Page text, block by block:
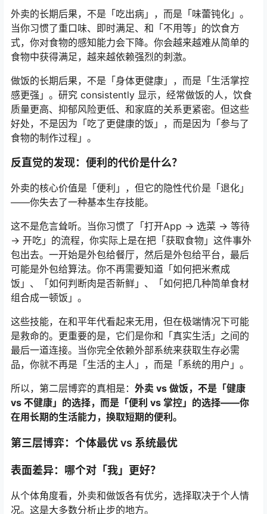
外卖的长期后果，不是「吃出病」，而是「味蕾钝化」。
当你习惯了重口味、即时满足、和「不用等」的饮食方
式，你对食物的感知能力会下降。你会越来越难从简单的
食物中获得满足，越来越依赖强烈的刺激。
做饭的长期后果，不是「身体更健康」，而是「生活掌控
感更强」。研究 consistently 显示，经常做饭的人，饮食
质量更高、抑郁风险更低、和家庭的关系更紧密。但这些
好处，不是因为「吃了更健康的饭」，而是因为「参与了
食物的制作过程」。
反直觉的发现：便利的代价是什么？
外卖的核心价值是「便利」，但它的隐性代价是「退化」
——你失去了一种基本生存技能。
这不是危言耸听。当你习惯了「打开App → 选菜 → 等待
→ 开吃」的流程，你实际上是在把「获取食物」这件事外
包出去。一开始是外包给餐厅，然后是外包给平台，最后
可能是外包给算法。你不再需要知道「如何把米煮成
饭」、「如何判断肉是否新鲜」、「如何把几种简单食材
组合成一顿饭」。
这些技能，在和平年代看起来无用，但在极端情况下可能
是救命的。更重要的是，它们是你和「真实生活」之间的
最后一道连接。当你完全依赖外部系统来获取生存必需
品，你就不再是「生活的主人」，而是「系统的用户」。
所以，第二层博弈的真相是： 外卖 vs 做饭，不是「健康
vs 不健康」的选择，而是「便利 vs 掌控」的选择——你
在用长期的生活能力，换取短期的便利。
第三层博弈：个体最优 vs 系统最优
表面差异：哪个对「我」更好？
从个体角度看，外卖和做饭各有优劣，选择取决于个人情
况。这是大多数分析止步的地方。